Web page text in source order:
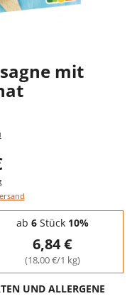
mit
ab 6Stück 10%
6,84 €
(18,00 €/1 kg)
UND ALLERGENE